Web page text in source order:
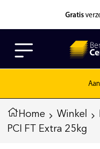
Gratis
Home Winkel
PCI FT Extra 25kg